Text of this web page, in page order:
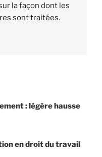
la façon dont les
sont traitées.
: légère hausse
en droit du travail